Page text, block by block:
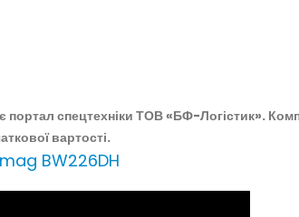
портал спецтехніки ТОВ «БФ-Логістик».
вартості.
BW226DH